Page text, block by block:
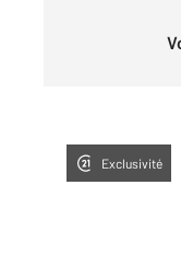
Exclusivité